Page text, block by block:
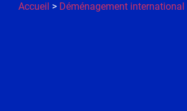
Accueil > Déménagement international